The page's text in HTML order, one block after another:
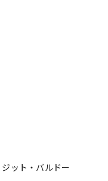
ット・バルドー